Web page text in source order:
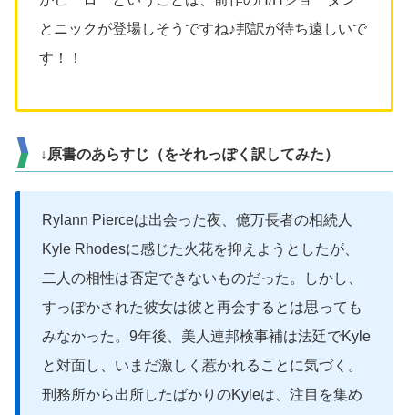
とニックが登場しそうですね♪邦訳が待ち遠しいで
す！！
↓原書のあらすじ（をそれっぽく訳してみた）
Rylann Pierceは出会った夜、億万長者の相続人
Kyle Rhodesに感じた火花を抑えようとしたが、
二人の相性は否定できないものだった。しかし、
すっぽかされた彼女は彼と再会するとは思っても
みなかった。 9年後、美人連邦検事補は法廷でKyle
と対面し、いまだ激しく惹かれることに気づく。
刑務所から出所したばかりのKyleは、注目を集め